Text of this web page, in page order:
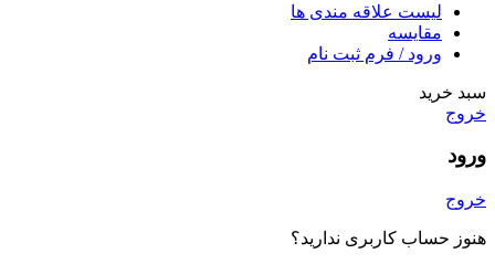
لیست علاقه مندی ها
مقایسه
ورود / فرم ثبت نام
سبد خرید
خروج
ورود
خروج
هنوز حساب کاربری ندارید؟